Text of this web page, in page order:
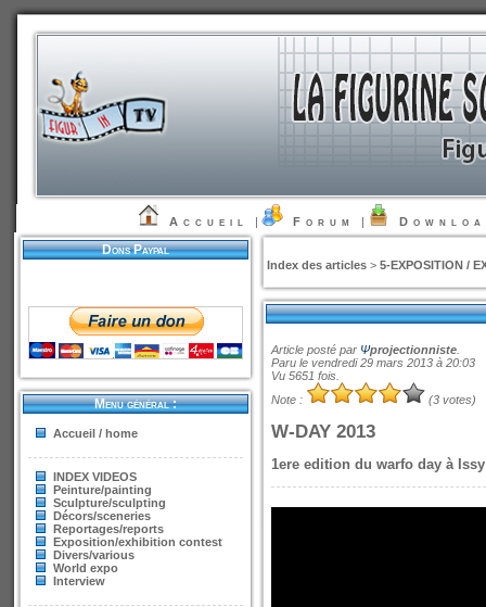
Accueil | Forum |
Dons Paypal
Menu général :
Accueil / home
INDEX VIDEOS
Peinture/painting
Sculpture/sculpting
Décors/sceneries
Reportages/reports
Exposition/exhibition contest
Divers/various
World expo
Interview
Index des articles> 5-EXPOSITION /
Article posté par Ψprojectionniste.
Paru le vendredi 29 mars 2013 à 20:03
Vu 5651 fois.
Note :
(3 votes)
W-DAY 2013
1ere edition du warfo day à